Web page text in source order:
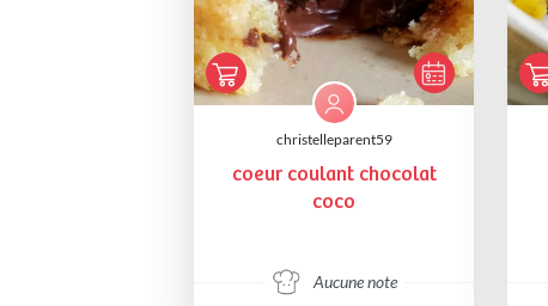
christelleparent59
coeur coulant chocolat
coco
Aucune note